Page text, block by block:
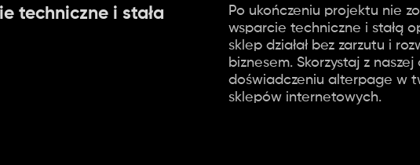
techniczne i stała
Po ukończeniu projektu nie
wsparcie techniczne i stałą
sklep działał bez zarzutu i
biznesem. Skorzystaj z
doświadczeniu alterpage w
sklepów internetowych.